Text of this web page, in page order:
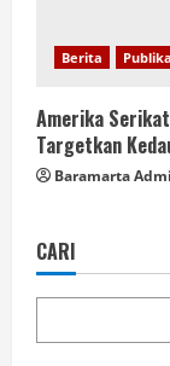
Berita
Amerika
Targetkan
Baramarta
CARI